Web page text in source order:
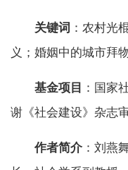
关键词 ：农村光
义；婚姻中的城市拜
基金项目 ：国家
谢《社会建设》杂志
作者简介：刘燕